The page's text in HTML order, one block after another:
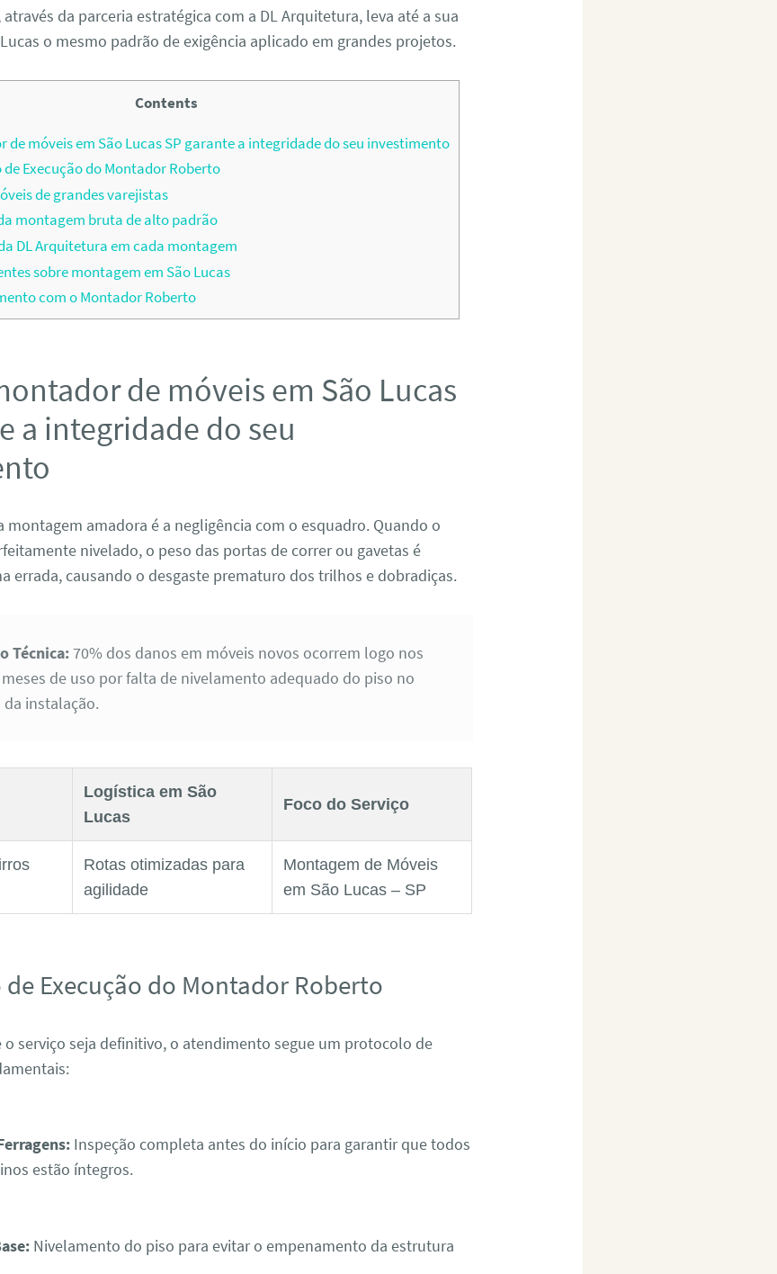
da parceria estratégica com a DL Arquitetura, leva até a sua
o mesmo padrão de exigência aplicado em grandes projetos.
Contents
de móveis em São Lucas SP garante a integridade do seu investimento
Execução do Montador Roberto
de grandes varejistas
montagem bruta de alto padrão
DL Arquitetura em cada montagem
sobre montagem em São Lucas
com o Montador Roberto
de móveis em São Lucas
a integridade do seu
montagem amadora é a negligência com o esquadro. Quando o
nivelado, o peso das portas de correr ou gavetas é
errada, causando o desgaste prematuro dos trilhos e dobradiças.
Técnica:70% dos danos em móveis novos ocorrem logo nos
de uso por falta de nivelamento adequado do piso no
instalação.
Logística em São
Lucas
Foco do Serviço
Rotas otimizadas para
agilidade
Montagem de Móveis
em São Lucas – SP
Execução do Montador Roberto
o serviço seja definitivo, o atendimento segue um protocolo de
Inspeção completa antes do início para garantir que todos
estão íntegros.
Nivelamento do piso para evitar o empenamento da estrutura